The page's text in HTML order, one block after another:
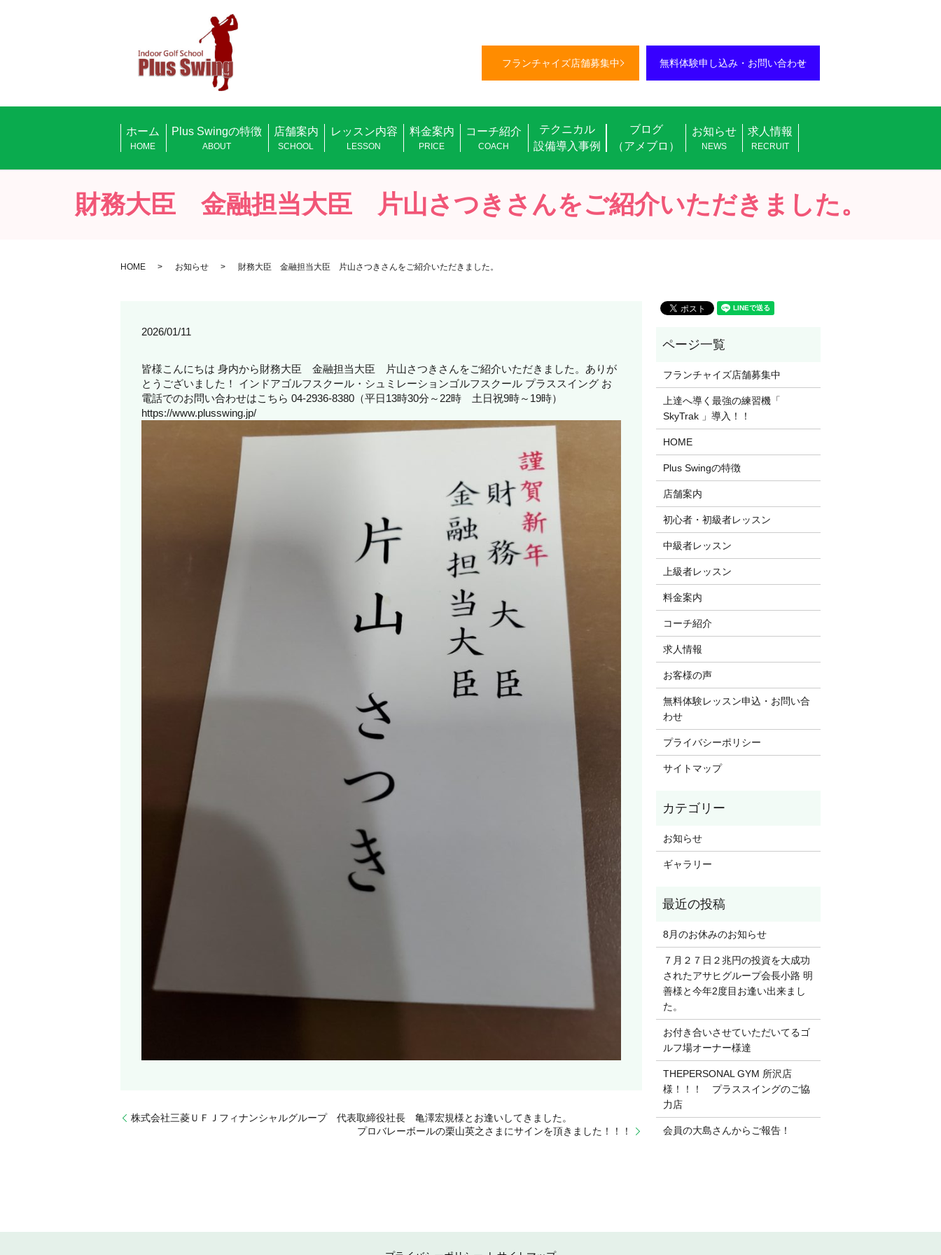
フランチャイズ店舗募集中 無料体験申し込み・お問い合わせ
ホーム
HOME
Plus Swingの特徴
ABOUT
店舗案内
SCHOOL
レッスン内容
LESSON
料金案内
PRICE
コーチ紹介
COACH
テクニカル
設備導入事例
ブログ
（アメブロ）
お知らせ
NEWS
求人情報
RECRUIT
財務大臣 金融担当大臣 片山さつきさんをご紹介いただきました。
HOME お知らせ 財務大臣 金融担当大臣 片山さつきさんをご紹介いただきました。
2026/01/11
皆様こんにちは 身内から財務大臣 金融担当大臣 片山さつきさんをご紹介いただきました。ありが
とうございました！ インドアゴルフスクール・シュミレーションゴルフスクール プラススイング お
電話でのお問い合わせはこちら 04-2936-8380（平日13時30分～22時 土日祝9時～19時）
https://www.plusswing.jp/
株式会社三菱ＵＦＪフィナンシャルグループ 代表取締役社長 亀澤宏規様とお逢いしてきました。
プロバレーボールの栗山英之さまにサインを頂きました！！！
フランチャイズ店舗募集中
上達へ導く最強の練習機「
SkyTrak 」導入！！
HOME
Plus Swingの特徴
店舗案内
初心者・初級者レッスン
中級者レッスン
上級者レッスン
料金案内
コーチ紹介
求人情報
お客様の声
無料体験レッスン申込・お問い合
わせ
プライバシーポリシー
サイトマップ
お知らせ
ギャラリー
8月のお休みのお知らせ
７月２７日２兆円の投資を大成功
されたアサヒグループ会長小路 明
善様と今年2度目お逢い出来まし
た。
お付き合いさせていただいてるゴ
ルフ場オーナー様達
THEPERSONAL GYM 所沢店
様！！！ プラススイングのご協
力店
会員の大島さんからご報告！